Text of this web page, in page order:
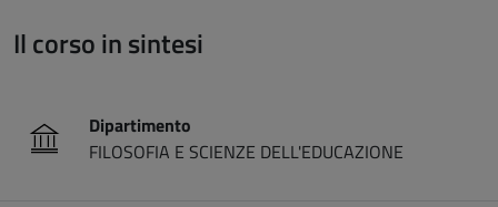
Il corso in sintesi
Dipartimento
FILOSOFIA E SCIENZE DELL'EDUCAZIONE